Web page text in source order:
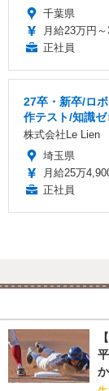
千葉県
月給23万円
正社員
27卒・新卒/ロ
作テスト/知識
株式会社Le Lien
埼玉県
月給25万
正社員
か